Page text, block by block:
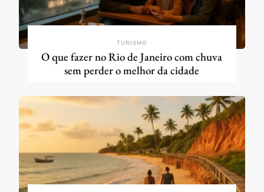
TURISMO
O que fazer no Rio de Janeiro com chuva
sem perder o melhor da cidade